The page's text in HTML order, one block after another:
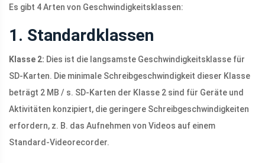
Es gibt 4 Arten von Geschwindigkeitsklassen:
1. Standardklassen
Klasse 2: Dies ist die langsamste Geschwindigkeitsklasse für
SD-Karten. Die minimale Schreibgeschwindigkeit dieser Klasse
beträgt 2 MB / s. SD-Karten der Klasse 2 sind für Geräte und
Aktivitäten konzipiert, die geringere Schreibgeschwindigkeiten
erfordern, z. B. das Aufnehmen von Videos auf einem
Standard-Videorecorder.